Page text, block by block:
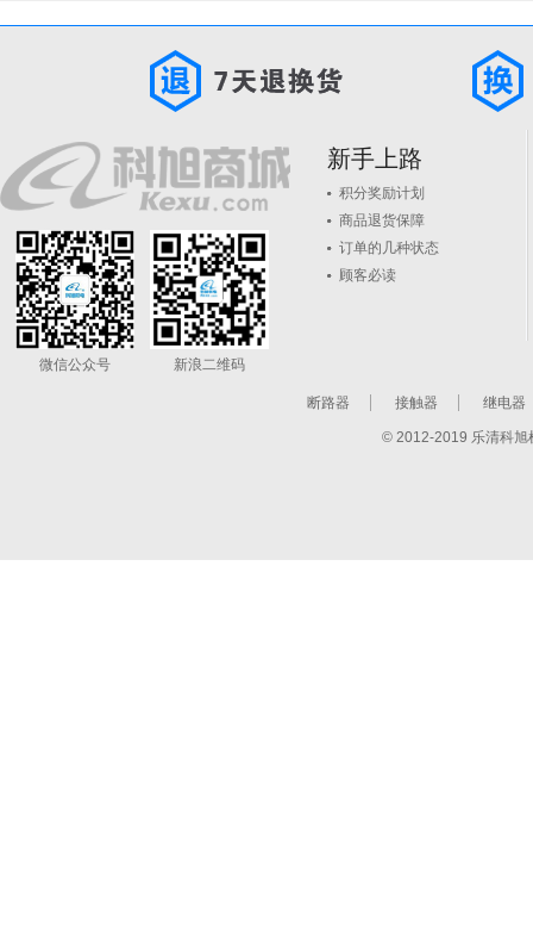
微信公众号 新浪二维码
新手上路
积分奖励计划
商品退货保障
订单的几种状态
顾客必读
断路器 接触器 继电器
© 2012-2019 乐清科旭